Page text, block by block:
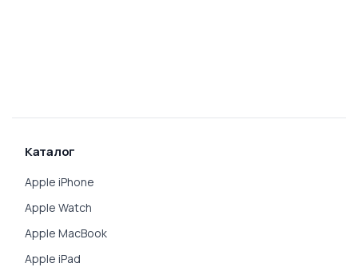
Каталог
Apple iPhone
Apple Watch
Apple MacBook
Apple iPad